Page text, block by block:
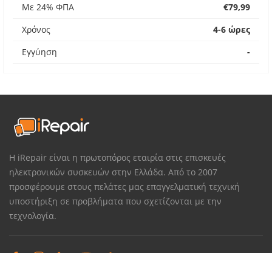
Με 24% ΦΠΑ
€79,99
Χρόνος
4-6 ώρες
Εγγύηση
-
Η iRepair είναι η πρωτοπόρος εταιρία στις επισκευές
ηλεκτρονικών συσκευών στην Ελλάδα. Από το 2007
προσφέρουμε στους πελάτες μας επαγγελματική τεχνική
υποστήριξη σε προβλήματα που σχετίζονται με την
τεχνολογία.